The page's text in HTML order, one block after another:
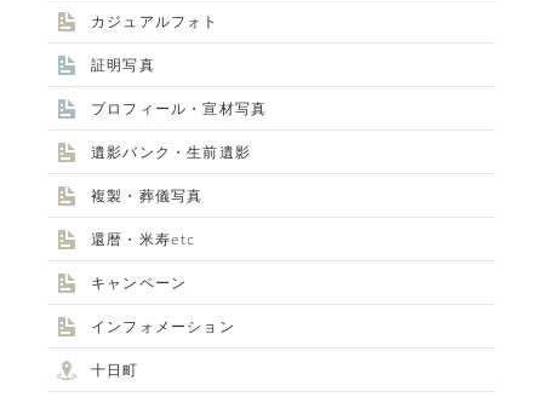
カジュアルフォト
証明写真
プロフィール・宣材写真
遺影バンク・生前遺影
複製・葬儀写真
還暦・米寿etc
キャンペーン
インフォメーション
十日町